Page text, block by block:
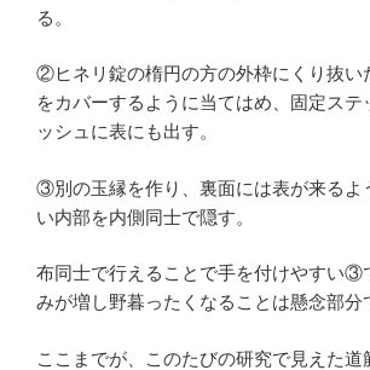
る。
②ヒネリ錠の楕円の方の外枠にくり抜い
をカバーするように当てはめ、固定ステ
ッシュに表にも出す。
③別の玉縁を作り、裏面には表が来るよ
い内部を内側同士で隠す。
布同士で行えることで手を付けやすい③
みが増し野暮ったくなることは懸念部分
ここまでが、このたびの研究で見えた道